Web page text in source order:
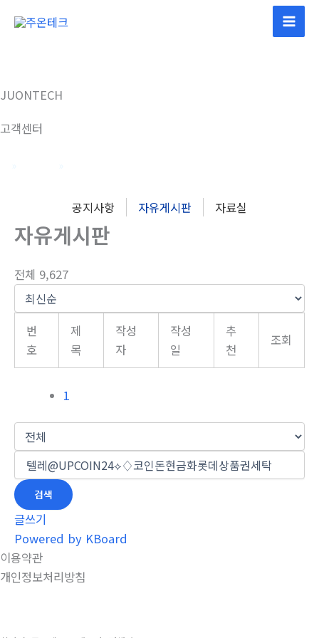
너
뛰
JUONTECH
고객센터
공지사항 자유게시판 자료실
자유게시판
전체 9,627
번
호
제
목
작성
자
작성
일
추
천
조회
1
검색
글쓰기
Powered by KBoard
이용약관
개인정보처리방침